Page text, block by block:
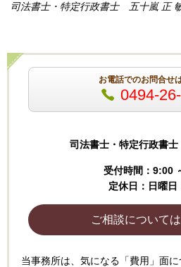
司法書士・特定行政書士 五十嵐 正
お電話でのお問合せ
0494-
司法書士・特定行政書
受付時間：9:00
定休日：日曜日
ご相談について
当事務所は、気になる「費用」面